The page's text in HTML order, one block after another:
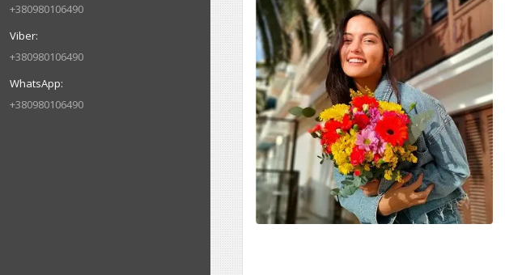
+380980106490
+380980106490
+380980106490